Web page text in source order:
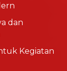
dan
Kegiatan